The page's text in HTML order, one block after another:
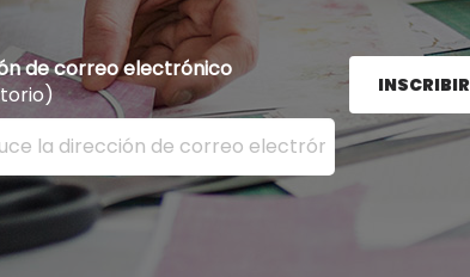
de correo electrónico
dirección de correo electrónico aquí y